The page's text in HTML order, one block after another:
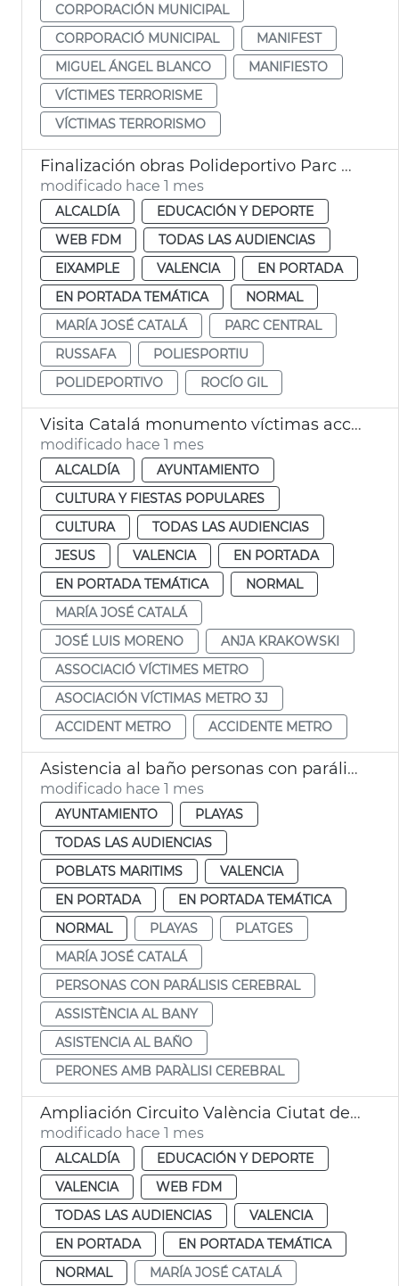
CORPORACIÓN MUNICIPAL
CORPORACIÓ MUNICIPAL
MANIFEST
MIGUEL ÁNGEL BLANCO
MANIFIESTO
VÍCTIMES TERRORISME
VÍCTIMAS TERRORISMO
Finalización obras Polideportivo Parc Central València
modificado hace 1 mes
ALCALDÍA
EDUCACIÓN Y DEPORTE
WEB FDM
TODAS LAS AUDIENCIAS
EIXAMPLE
VALENCIA
EN PORTADA
EN PORTADA TEMÁTICA
NORMAL
MARÍA JOSÉ CATALÁ
PARC CENTRAL
RUSSAFA
POLIESPORTIU
POLIDEPORTIVO
ROCÍO GIL
Visita Catalá monumento víctimas accidente metro 3-J
modificado hace 1 mes
ALCALDÍA
AYUNTAMIENTO
CULTURA Y FIESTAS POPULARES
CULTURA
TODAS LAS AUDIENCIAS
JESUS
VALENCIA
EN PORTADA
EN PORTADA TEMÁTICA
NORMAL
MARÍA JOSÉ CATALÁ
JOSÉ LUIS MORENO
ANJA KRAKOWSKI
ASSOCIACIÓ VÍCTIMES METRO
ASOCIACIÓN VÍCTIMAS METRO 3J
ACCIDENT METRO
ACCIDENTE METRO
Asistencia al baño personas con parálisis cerebral València
modificado hace 1 mes
AYUNTAMIENTO
PLAYAS
TODAS LAS AUDIENCIAS
POBLATS MARITIMS
VALENCIA
EN PORTADA
EN PORTADA TEMÁTICA
NORMAL
PLAYAS
PLATGES
MARÍA JOSÉ CATALÁ
PERSONAS CON PARÁLISIS CEREBRAL
ASSISTÈNCIA AL BANY
ASISTENCIA AL BAÑO
PERONES AMB PARÀLISI CEREBRAL
Ampliación Circuito València Ciutat del Running
modificado hace 1 mes
ALCALDÍA
EDUCACIÓN Y DEPORTE
VALENCIA
WEB FDM
TODAS LAS AUDIENCIAS
VALENCIA
EN PORTADA
EN PORTADA TEMÁTICA
NORMAL
MARÍA JOSÉ CATALÁ